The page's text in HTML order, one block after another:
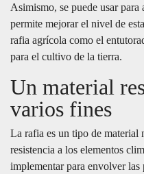
Asimismo, se puede usar para
permite mejorar el nivel de
rafia agrícola como el
para el cultivo de la tierra.
Un material
varios fines
La rafia es un tipo de material
resistencia a los elementos
implementar para envolver las